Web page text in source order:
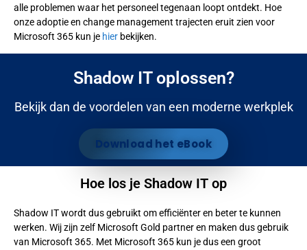
alle problemen waar het personeel tegenaan loopt ontdekt. Hoe
onze adoptie en change management trajecten eruit zien voor
Microsoft 365 kun je hier bekijken.
Shadow IT oplossen?
Bekijk dan de voordelen van een moderne werkplek
Download het eBook
Hoe los je Shadow IT op
Shadow IT wordt dus gebruikt om efficiënter en beter te kunnen
werken. Wij zijn zelf Microsoft Gold partner en maken dus gebruik
van Microsoft 365. Met Microsoft 365 kun je dus een groot